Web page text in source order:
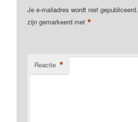
Je e-mailadres wordt niet gepubliceerd.
zijn gemarkeerd met*
Reactie *